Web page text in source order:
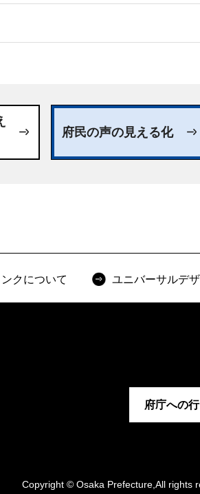
府民の声の見える化
クについて ユニバーサルデ
府庁への
Copyright © Osaka Prefecture,All rights